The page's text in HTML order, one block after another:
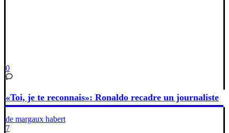
0
«Toi, je te reconnais»: Ronaldo recadre un journaliste
de margaux habert
7